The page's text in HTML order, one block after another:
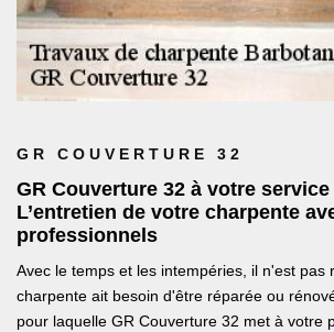
GR COUVERTURE 32
GR Couverture 32 à votre
L’entretien de votre charpente
professionnels
Avec le temps et les intempéries, il n'est pas
charpente ait besoin d'être réparée ou
pour laquelle GR Couverture 32 met à votre